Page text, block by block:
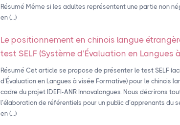
Résumé Même si les adultes représentent une partie non
en (…)
Le positionnement en chinois langue
test SELF (Système d’Évaluation en Langues
Résumé Cet article se propose de présenter le test SELF
d’Évaluation en Langues à visée Formative) pour le chinois
cadre du projet IDEFI-ANR Innovalangues. Nous décrirons
l’élaboration de référentiels pour un public d’apprenants du
en (…)